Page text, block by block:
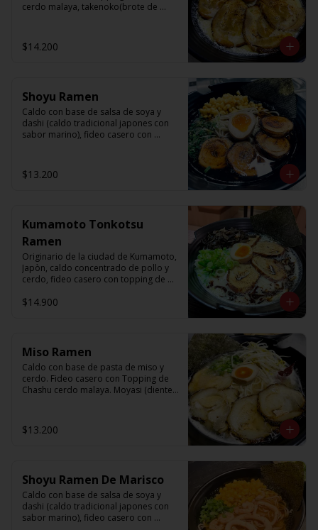
cerdo malaya, takenoko(brote de
$14.200
Shoyu Ramen
Caldo con base de salsa de soya y
dashi (caldo tradicional japones con
sabor marino), fideo casero con
nori, cebollin y aceite de sesamo
$13.200
Kumamoto Tonkotsu
Ramen
Originario de la ciudad de Kumamoto,
Japòn, caldo concentrado de pollo y
cerdo, fideo casero con topping de
de judas), ajitama(huevo semi cocido),
$14.900
Miso Ramen
Caldo con base de pasta de miso y
cerdo. Fideo casero con Topping de
Chashu cerdo malaya. Moyasi (diente
de sésamo.
$13.200
Shoyu Ramen De Marisco
Caldo con base de salsa de soya y
dashi (caldo tradicional japones con
sabor marino), fideo casero con